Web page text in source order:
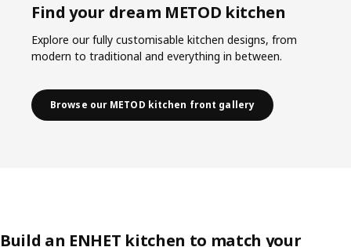
Find your dream METOD kitchen
Explore our fully customisable kitchen designs, from
modern to traditional and everything in between.
Browse our METOD kitchen front gallery
Build an ENHET kitchen to match your